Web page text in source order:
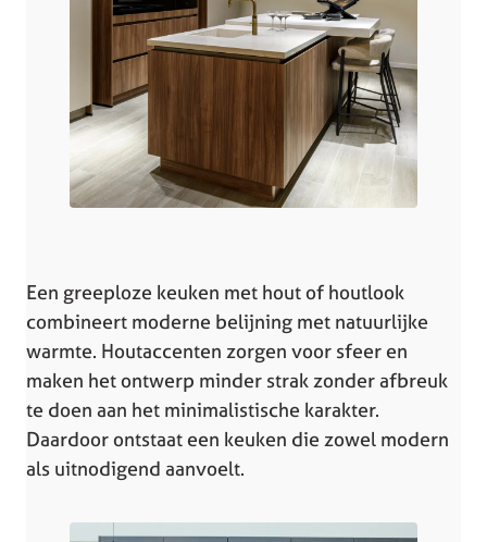
Een greeploze keuken met hout of houtlook
combineert moderne belijning met natuurlijke
warmte. Houtaccenten zorgen voor sfeer en
maken het ontwerp minder strak zonder afbreuk
te doen aan het minimalistische karakter.
Daardoor ontstaat een keuken die zowel modern
als uitnodigend aanvoelt.